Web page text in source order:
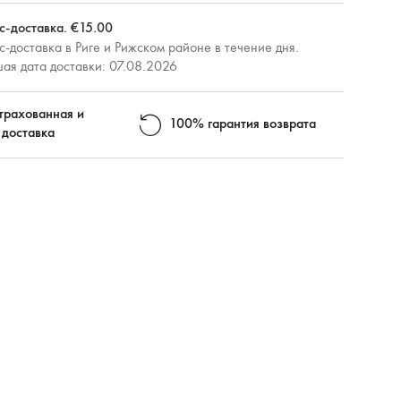
доставка. €15.00
доставка в Риге и Рижском районе в течение дня.
дата доставки: 07.08.2026
и
100% гарантия возврата